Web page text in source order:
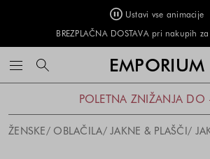
Ustavi vse animacije
BREZPLAČNA DOSTAVA pri nakupih
EMPORIUM
POLETNA ZNIŽANJA DO
ŽENSKE OBLAČILA JAKNE & PLAŠČI